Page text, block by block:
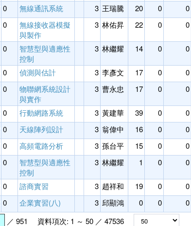
0 無線通訊系統 3 王瑞騰 20 0 0
0
無線接收器模擬
與製作
3 林佑昇 22 0 0
0
智慧型與適應性
控制
3 林繼耀 14 0 0
0 偵測與估計 3 李彥文 17 0 0
0
物聯網系統設計
與實作
3 曹永忠 17 0 0
0 行動網路系統 3 黃建華 39 0 0
0 天線陣列設計 3 翁偉中 16 0 0
0 高頻電路分析 3 孫台平 15 0 0
0
智慧型與適應性
控制
3 林繼耀 1 0 0
0 諮商實習 3 趙祥和 19 0 0
0 企業實習(八) 3 邱顯鴻 0 0 0
／ 951 資料項次: 1 ～ 50 ／ 47536